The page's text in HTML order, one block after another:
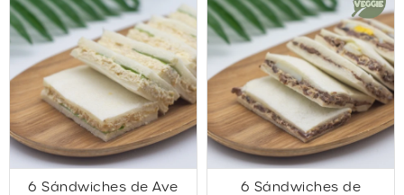
6 Sándwiches de Ave
6 Sándwiches de